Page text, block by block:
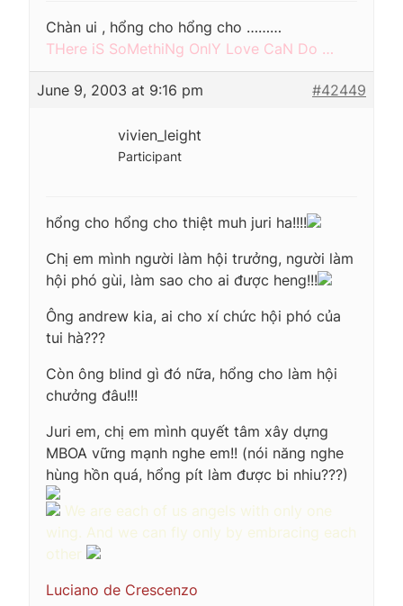
Chàn ui , hổng cho hổng cho ………
THere iS SoMethiNg OnlY Love CaN Do …
June 9, 2003 at 9:16 pm #42449
vivien_leight
Participant
hổng cho hổng cho thiệt muh juri ha!!!!
Chị em mình người làm hội trưởng, người làm
hội phó gùi, làm sao cho ai được heng!!!
Ông andrew kia, ai cho xí chức hội phó của
tui hà???
Còn ông blind gì đó nữa, hổng cho làm hội
chưởng đâu!!!
Juri em, chị em mình quyết tâm xây dựng
MBOA vững mạnh nghe em!! (nói năng nghe
hùng hồn quá, hổng pít làm được bi nhiu???)
We are each of us angels with only one
wing. And we can fly only by embracing each
other
Luciano de Crescenzo